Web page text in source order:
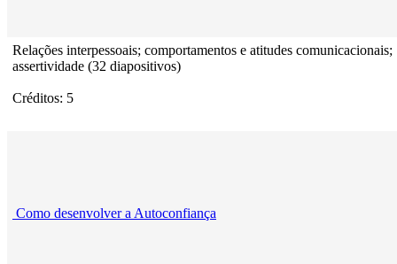
Relações interpessoais; comportamentos e atitudes comunicacionais;
assertividade (32 diapositivos)
Créditos: 5
Como desenvolver a Autoconfiança